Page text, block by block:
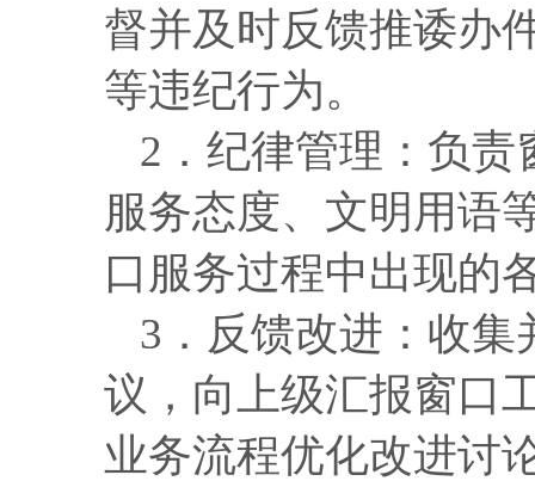
督并及时反馈推诿办
等违纪行为。
2．纪律管理 ：负
服务态度、文明用语
口服务过程中出现的
3． 反馈改进：收集
议，向上级汇报窗口
业务流程优化改进讨